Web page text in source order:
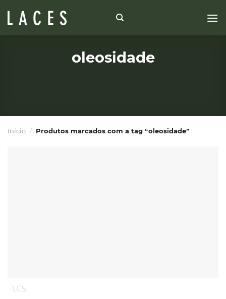
oleosidade
Início / Produtos marcados com a tag “oleosidade”
LCS